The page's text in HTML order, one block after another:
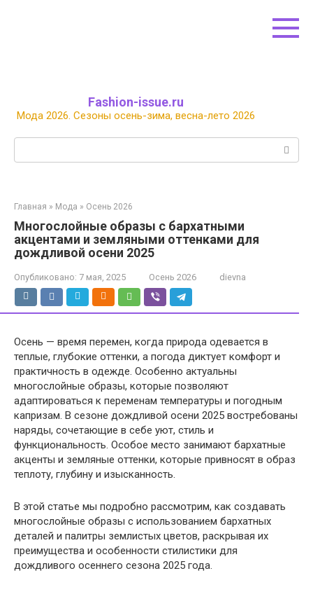
Fashion-issue.ru
Мода 2026. Сезоны осень-зима, весна-лето 2026
Главная » Мода » Осень 2026
Многослойные образы с бархатными
акцентами и земляными оттенками для
дождливой осени 2025
Опубликовано: 7 мая, 2025 Осень 2026 dievna
Осень — время перемен, когда природа одевается в
теплые, глубокие оттенки, а погода диктует комфорт и
практичность в одежде. Особенно актуальны
многослойные образы, которые позволяют
адаптироваться к переменам температуры и погодным
капризам. В сезоне дождливой осени 2025 востребованы
наряды, сочетающие в себе уют, стиль и
функциональность. Особое место занимают бархатные
акценты и земляные оттенки, которые привносят в образ
теплоту, глубину и изысканность.
В этой статье мы подробно рассмотрим, как создавать
многослойные образы с использованием бархатных
деталей и палитры землистых цветов, раскрывая их
преимущества и особенности стилистики для
дождливого осеннего сезона 2025 года.